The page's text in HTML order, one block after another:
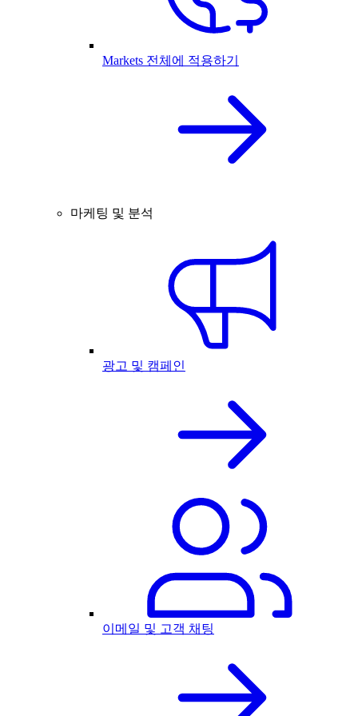
Markets 전체에 적용하기
마케팅 및 분석
광고 및 캠페인
이메일 및 고객 채팅